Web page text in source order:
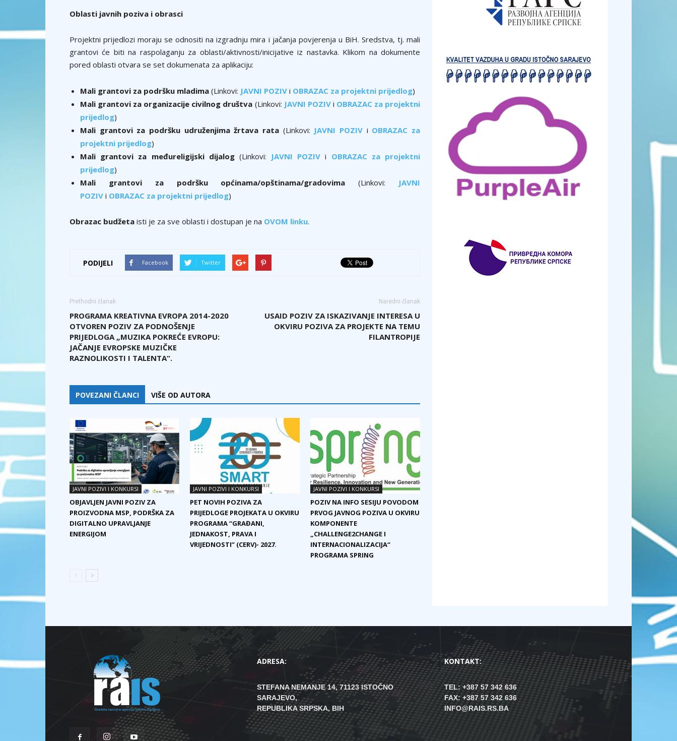
Oblasti javnih poziva i obrasci
Projektni prijedlozi moraju se odnositi na izgradnju mira i jačanja povjerenja u BiH. Sredstva, tj. mali
grantovi će biti na raspolaganju za oblasti/aktivnosti/inicijative iz nastavka. Klikom na dokumente
pored oblasti otvara se set dokumenata za aplikaciju:
Mali grantovi za podršku mladima (Linkovi: JAVNI POZIV i OBRAZAC za projektni prijedlog)
Mali grantovi za organizacije civilnog društva (Linkovi: JAVNI POZIVi OBRAZAC za projektni
prijedlog)
Mali grantovi za podršku udruženjima žrtava rata (Linkovi: JAVNI POZIV i OBRAZAC za
projektni prijedlog)
Mali grantovi za međureligijski dijalog(Linkovi: JAVNI POZIV i OBRAZAC za projektni
prijedlog)
Mali grantovi za podršku općinama/opštinama/gradovima (Linkovi: JAVNI
POZIV i OBRAZAC za projektni prijedlog)
Obrazac budžeta isti je za sve oblasti i dostupan je na OVOM linku.
PODIJELI Facebook Twitter
Prethodni članak
PROGRAMA KREATIVNA EVROPA 2014-2020
OTVOREN POZIV ZA PODNOŠENJE
PRIJEDLOGA „MUZIKA POKREĆE EVROPU:
JAČANJE EVROPSKE MUZIČKE
RAZNOLIKOSTI I TALENTA“.
Naredni članak
USAID POZIV ZA ISKAZIVANJE INTERESA U
OKVIRU POZIVA ZA PROJEKTE NA TEMU
FILANTROPIJE
POVEZANI ČLANCI VIŠE OD AUTORA
JAVNI POZIVI I KONKURSI
OBJAVLJEN JAVNI POZIV ZA
PROIZVODNA MSP, PODRŠKA ZA
DIGITALNO UPRAVLJANJE
ENERGIJOM
JAVNI POZIVI I KONKURSI
PET NOVIH POZIVA ZA
PRIJEDLOGE PROJEKATA U OKVIRU
PROGRAMA “GRAĐANI,
JEDNAKOST, PRAVA I
VRIJEDNOSTI” (CERV)- 2027.
JAVNI POZIVI I KONKURSI
POZIV NA INFO SESIJU POVODOM
PRVOG JAVNOG POZIVA U OKVIRU
KOMPONENTE
„CHALLENGE2CHANGE I
INTERNACIONALIZACIJA“
PROGRAMA SPRING
ADRESA:
STEFANA NEMANJE 14, 71123 ISTOČNO
SARAJEVO,
REPUBLIKA SRPSKA, BIH
KONTAKT:
TEL: +387 57 342 636
FAX: +387 57 342 636
INFO@RAIS.RS.BA